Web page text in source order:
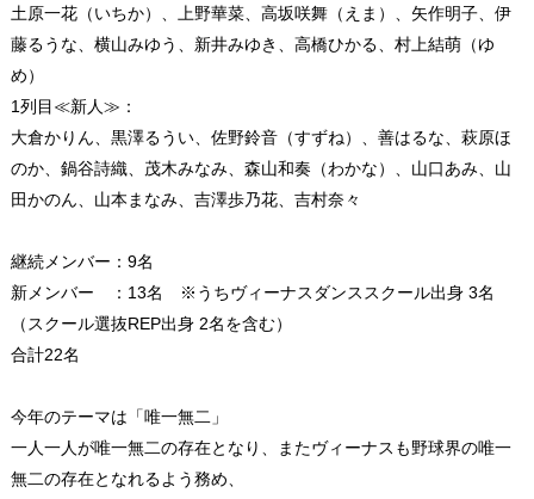
土原一花（いちか）、上野華菜、高坂咲舞（えま）、矢作明子、伊
藤るうな、横山みゆう、新井みゆき、高橋ひかる、村上結萌（ゆ
め）
1列目≪新人≫：
大倉かりん、黒澤るうい、佐野鈴音（すずね）、善はるな、萩原ほ
のか、鍋谷詩織、茂木みなみ、森山和奏（わかな）、山口あみ、山
田かのん、山本まなみ、吉澤歩乃花、吉村奈々
継続メンバー：9名
新メンバー ：13名 ※うちヴィーナスダンススクール出身 3名
（スクール選抜REP出身 2名を含む）
合計22名
今年のテーマは「唯一無二」
一人一人が唯一無二の存在となり、またヴィーナスも野球界の唯一
無二の存在となれるよう務め、